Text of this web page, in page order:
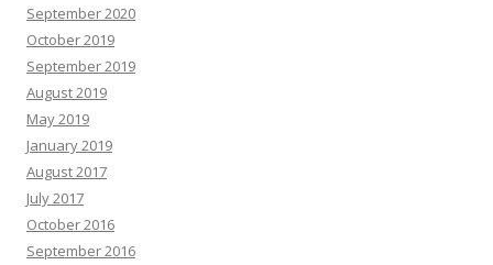
September 2020
October 2019
September 2019
August 2019
May 2019
January 2019
August 2017
July 2017
October 2016
September 2016